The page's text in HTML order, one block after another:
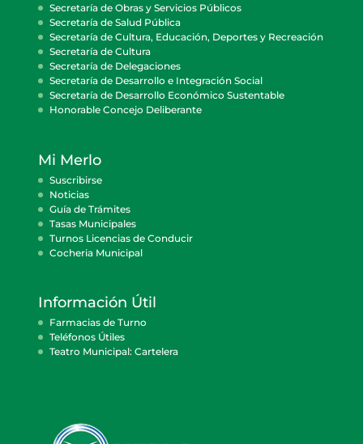
Secretaría de Obras y Servicios Públicos
Secretaría de Salud Pública
Secretaría de Cultura, Educación, Deportes y Recreación
Secretaría de Cultura
Secretaría de Delegaciones
Secretaría de Desarrollo e Integración Social
Secretaría de Desarrollo Económico Sustentable
Honorable Concejo Deliberante
Mi Merlo
Suscribirse
Noticias
Guía de Trámites
Tasas Municipales
Turnos Licencias de Conducir
Cocheria Municipal
Información Útil
Farmacias de Turno
Teléfonos Útiles
Teatro Municipal: Cartelera